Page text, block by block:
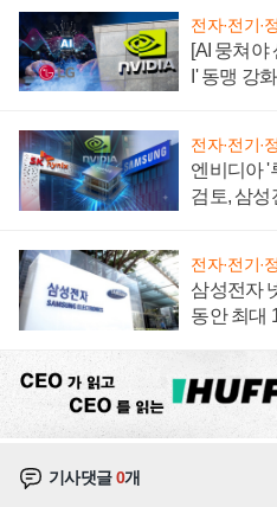
전자·전기·
[AI 뭉쳐
I' 동맹 강
전자·전기·
엔비디아 '
검토, 삼성
전자·전기·
삼성전자
동안 최대
기사댓글0개